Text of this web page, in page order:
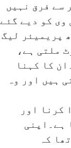
سے فرق نہیں
وی کو دیے گئے
پریمیئر لیگ
ملتی ہے،
کا کہنا
ہیں اور وہ
کرنا اور
ہے۔اپنی
کہ